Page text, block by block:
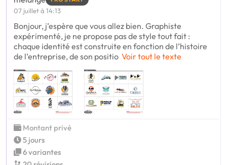
07 juillet à 14:13
Bonjour, j’espère que vous allez bien. Graphiste
expérimenté, je ne propose pas de style tout fait :
chaque identité est construite en fonction de l’histoire
de l’entreprise, de son positio Voir tout le texte
Montant privé
5 jours
6 variantes